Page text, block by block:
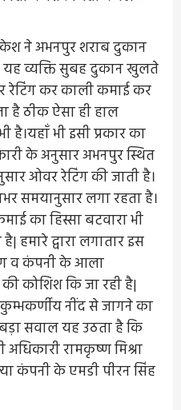
ने अभनपुर शराब दुकान
यह व्यक्ति सुबह दुकान खुलते
रेटिंग कर काली कमाई कर
है ठीक ऐसा ही हाल
है।यहाँ भी इसी प्रकार का
के अनुसार अभनपुर स्थित
ओवर रेटिंग की जाती है।
समयानुसार लगा रहता है।
का हिस्सा बटवारा भी
हमारे द्वारा लगातार इस
व कंपनी के आला
कोशिश कि जा रही है|
नींद से जागने का
सवाल यह उठता है कि
रामकृष्ण मिश्रा
कंपनी के एमडी पीरन सिंह